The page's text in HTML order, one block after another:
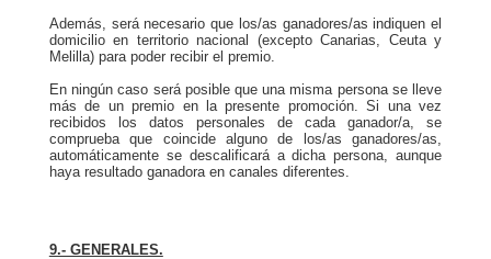
Además, será necesario que los/as ganadores/as indiquen el
domicilio en territorio nacional (excepto Canarias, Ceuta y
Melilla) para poder recibir el premio.
En ningún caso será posible que una misma persona se lleve
más de un premio en la presente promoción. Si una vez
recibidos los datos personales de cada ganador/a, se
comprueba que coincide alguno de los/as ganadores/as,
automáticamente se descalificará a dicha persona, aunque
haya resultado ganadora en canales diferentes.
9.- GENERALES.